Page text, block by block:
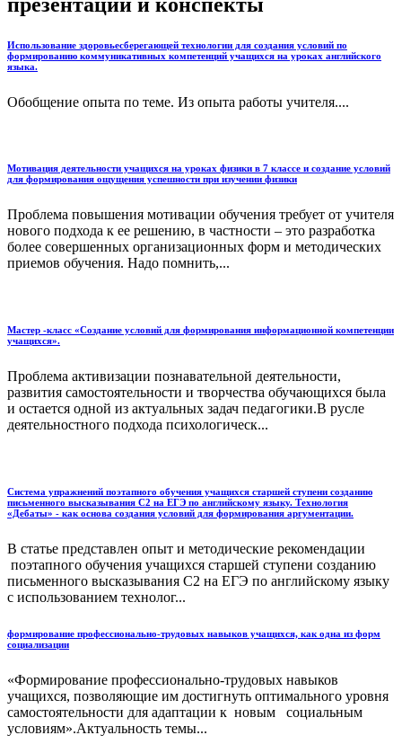
Использование здоровьесберегающей технологии для создания условий по
формированию коммуникативных компетенций учащихся на уроках английского
языка.
Обобщение опыта по теме. Из опыта работы учителя....
Мотивация деятельности учащихся на уроках физики в 7 классе и создание условий
для формирования ощущения успешности при изучении физики
Проблема повышения мотивации обучения требует от учителя
нового подхода к ее решению, в частности – это разработка
более совершенных организационных форм и методических
приемов обучения. Надо помнить,...
Мастер -класс «Создание условий для формирования информационной компетенции
учащихся».
Проблема активизации познавательной деятельности,
развития самостоятельности и творчества обучающихся была
и остается одной из актуальных задач педагогики.В русле
деятельностного подхода психологическ...
Система упражнений поэтапного обучения учащихся старшей ступени созданию
письменного высказывания С2 на ЕГЭ по английскому языку. Технология
«Дебаты» - как основа создания условий для формирования аргументации.
В статье представлен опыт и методические рекомендации
поэтапного обучения учащихся старшей ступени созданию
письменного высказывания С2 на ЕГЭ по английскому языку
с использованием технолог...
формирование профессионально-трудовых навыков учащихся, как одна из форм
социализации
«Формирование профессионально-трудовых навыков
учащихся, позволяющие им достигнуть оптимального уровня
самостоятельности для адаптации к новым социальным
условиям».Актуальность темы...